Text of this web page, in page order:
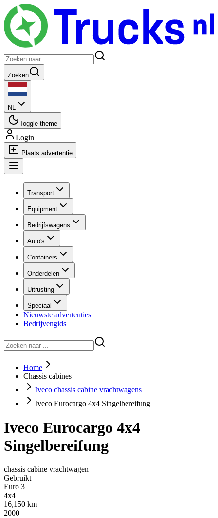
Zoeken
NL
Toggle theme
Login
Plaats advertentie
Transport
Equipment
Bedrijfswagens
Auto's
Containers
Onderdelen
Uitrusting
Speciaal
Nieuwste advertenties
Bedrijvengids
Home
Chassis cabines
Iveco chassis cabine vrachtwagens
Iveco Eurocargo 4x4 Singelbereifung
Iveco Eurocargo 4x4
Singelbereifung
chassis cabine vrachtwagen
Gebruikt
Euro 3
4x4
16,150 km
2000